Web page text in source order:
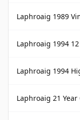
Laphroaig 1989
Laphroaig 1994 12 Year
Laphroaig 1994
Laphroaig 21 Year